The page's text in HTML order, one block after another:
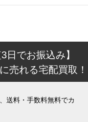
日でお振込み】
売れる宅配買取！
送料・手数料無料でカ